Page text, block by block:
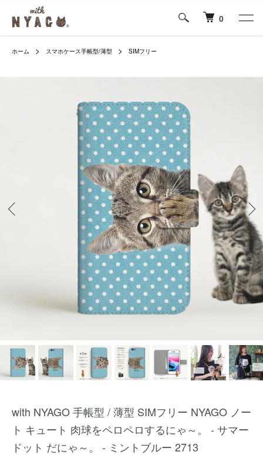
0
ホーム スマホケース手帳型/薄型 SIMフリー
with NYAGO 手帳型 / 薄型 SIMフリー NYAGO ノー
ト キュート 肉球をペロペロするにゃ～。 - サマー
ドット だにゃ～。 - ミントブルー 2713